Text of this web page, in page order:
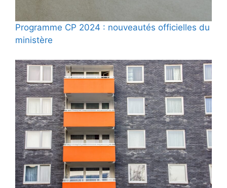
Programme CP 2024 : nouveautés officielles du
ministère